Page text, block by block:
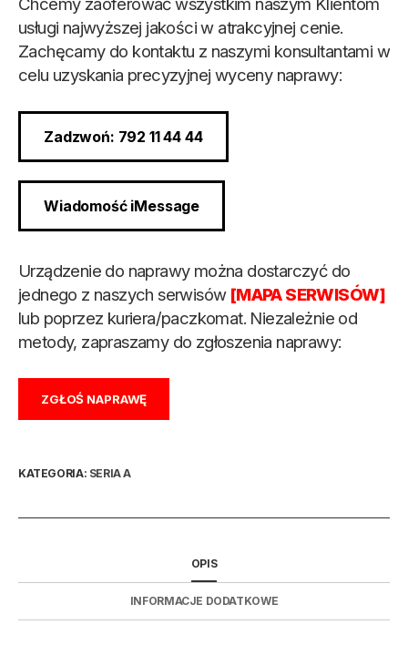
Chcemy zaoferować wszystkim naszym Klientom
usługi najwyższej jakości w atrakcyjnej cenie.
Zachęcamy do kontaktu z naszymi konsultantami w
celu uzyskania precyzyjnej wyceny naprawy:
Zadzwoń: 792 11 44 44
Wiadomość iMessage
Urządzenie do naprawy można dostarczyć do
jednego z naszych serwisów [MAPA SERWISÓW]
lub poprzez kuriera/paczkomat. Niezależnie od
metody, zapraszamy do zgłoszenia naprawy:
ZGŁOŚ NAPRAWĘ
KATEGORIA: SERIA A
OPIS
INFORMACJE DODATKOWE